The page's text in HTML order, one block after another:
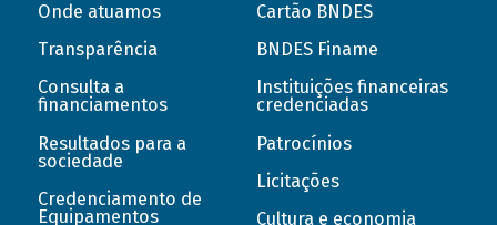
Onde atuamos
Transparência
Consulta a
financiamentos
Resultados para a
sociedade
Credenciamento de
Equipamentos
Cartão BNDES
BNDES Finame
Instituições financeiras
credenciadas
Patrocínios
Licitações
Cultura e economia